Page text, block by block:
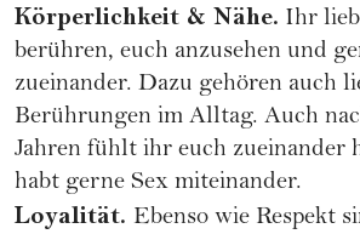
Körperlichkeit & Nähe. Ihr
berühren, euch anzusehen und
zueinander. Dazu gehören auch
Berührungen im Alltag. Auch
Jahren fühlt ihr euch zueinander
habt gerne Sex miteinander.
Loyalität. Ebenso wie Respekt